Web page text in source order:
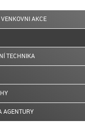
VENKOVNI AKCE
TECHNIKA
AGENTURY